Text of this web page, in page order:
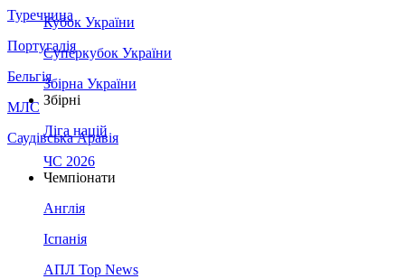
Туреччина
Португалія
Бельгія
МЛС
Саудівська Аравія
Кубок України
Суперкубок України
Збірна України
Збірні
Ліга націй
ЧС 2026
Чемпіонати
Англія
Іспанія
АПЛ Top News